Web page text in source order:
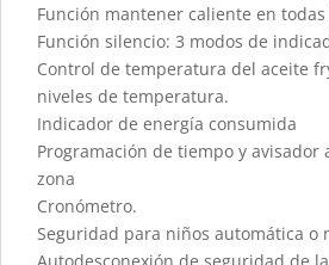
Función mantener caliente en todas
Función silencio: 3 modos de
Control de temperatura del aceite
niveles de temperatura.
Indicador de energía consumida
Programación de tiempo y avisador
zona
Cronómetro.
Seguridad para niños automática o